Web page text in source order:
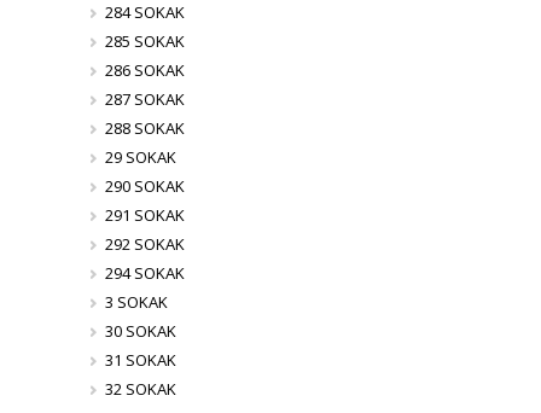
284 SOKAK
285 SOKAK
286 SOKAK
287 SOKAK
288 SOKAK
29 SOKAK
290 SOKAK
291 SOKAK
292 SOKAK
294 SOKAK
3 SOKAK
30 SOKAK
31 SOKAK
32 SOKAK